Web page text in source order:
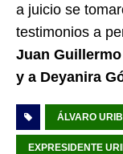
a juicio se
testimonios a
Juan
y a Deyanira
ÁLVARO
EXPRESIDENTE